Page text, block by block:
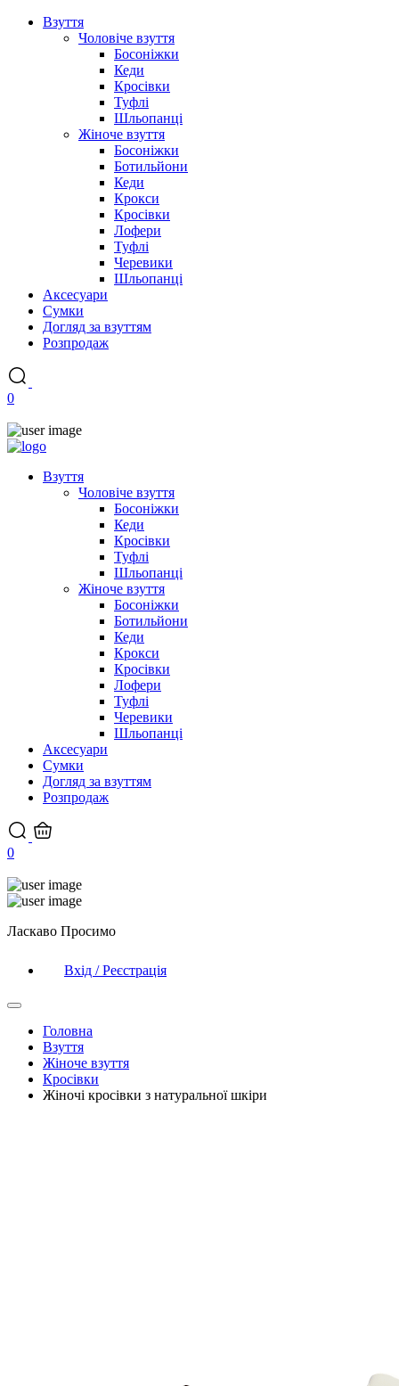
Взуття
Чоловіче взуття
Босоніжки
Кеди
Кросівки
Туфлі
Шльопанці
Жіноче взуття
Босоніжки
Ботильйони
Кеди
Крокси
Кросівки
Лофери
Туфлі
Черевики
Шльопанці
Аксесуари
Сумки
Догляд за взуттям
Розпродаж
0
Взуття
Чоловіче взуття
Босоніжки
Кеди
Кросівки
Туфлі
Шльопанці
Жіноче взуття
Босоніжки
Ботильйони
Кеди
Крокси
Кросівки
Лофери
Туфлі
Черевики
Шльопанці
Аксесуари
Сумки
Догляд за взуттям
Розпродаж
0
Ласкаво Просимо
Вхід / Реєстрація
Головна
Взуття
Жіноче взуття
Кросівки
Жіночі кросівки з натуральної шкіри